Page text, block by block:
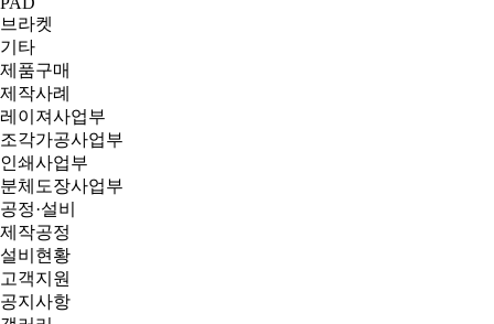
브라켓
기타
제품구매
제작사례
레이져사업부
조각가공사업부
인쇄사업부
분체도장사업부
공정·설비
제작공정
설비현황
고객지원
공지사항